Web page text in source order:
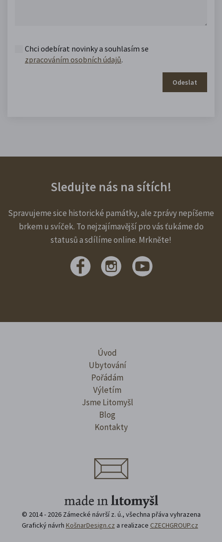
Chci odebírat novinky a souhlasím se
zpracováním osobních údajů.
Odeslat
Sledujte nás na sítích!
Spravujeme sice historické památky, ale zprávy nepíšeme
brkem u svíček. To nejzajímavější pro vás ťukáme do
statusů a sdílíme online. Mrkněte!
Úvod
Ubytování
Pořádám
Výletím
Jsme Litomyšl
Blog
Kontakty
© 2014 - 2026 Zámecké návrší z. ú., všechna přáva vyhrazena
Grafický návrh KošnarDesign.cz a realizace CZECHGROUP.cz